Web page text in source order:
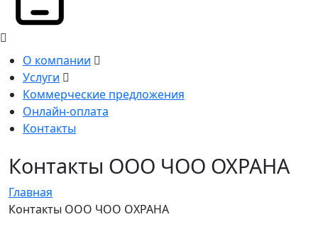
О компании
Услуги
Коммерческие предложения
Онлайн-оплата
Контакты
Контакты ООО ЧОО ОХРАНА
Главная
Контакты ООО ЧОО ОХРАНА